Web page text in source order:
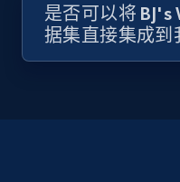
是否可以将
据集直接集成到